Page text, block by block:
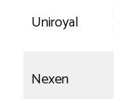
Uniroyal
Nexen